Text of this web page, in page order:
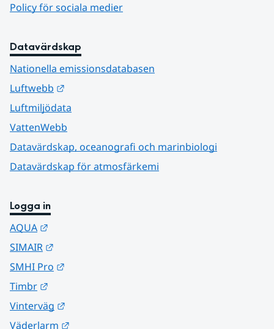
Policy för sociala medier
Datavärdskap
Nationella emissionsdatabasen
Luftwebb
Luftmiljödata
VattenWebb
Datavärdskap, oceanografi och marinbiologi
Datavärdskap för atmosfärkemi
Logga in
AQUA
SIMAIR
SMHI Pro
Timbr
Vinterväg
Väderlarm